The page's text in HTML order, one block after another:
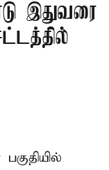
இதுவரை